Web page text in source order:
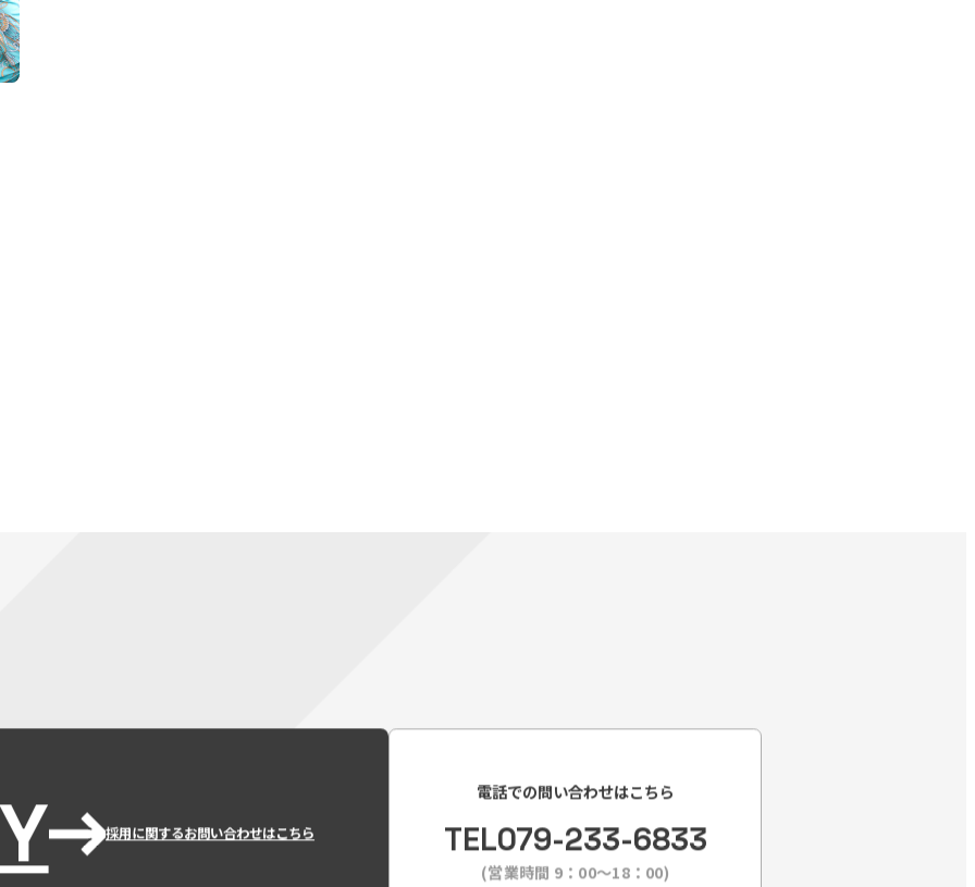
採用に関するお問い合わせはこちら
電話での問い合わせはこちら
TEL079-233-6833
(営業時間 9：00〜18：00)